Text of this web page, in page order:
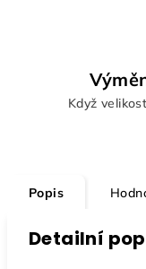
Když
Popis
Detailní